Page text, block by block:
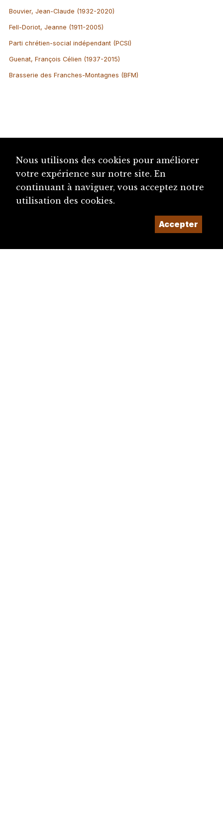
Bouvier, Jean-Claude (1932-2020)
Fell-Doriot, Jeanne (1911-2005)
Parti chrétien-social indépendant (PCSI)
Guenat, François Célien (1937-2015)
Brasserie des Franches-Montagnes (BFM)
Nous utilisons des cookies pour améliorer
votre expérience sur notre site. En
continuant à naviguer, vous acceptez notre
utilisation des cookies.
Accepter